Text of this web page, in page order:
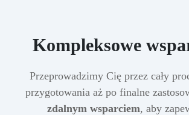
Kompleksowe
Przeprowadzimy Cię przez cały
przygotowania aż po finalne
zdalnym wsparciem, aby